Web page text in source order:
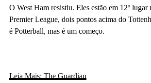
O West Ham resistiu. Eles estão em 12º lugar
Premier League, dois pontos acima do
é Potterball, mas é um começo.
Leia Mais: The Guardian